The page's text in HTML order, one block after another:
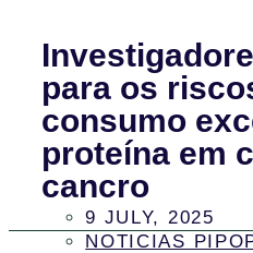
para os
consumo
proteína em
cancro
9 JULY, 2025
NOTICIAS